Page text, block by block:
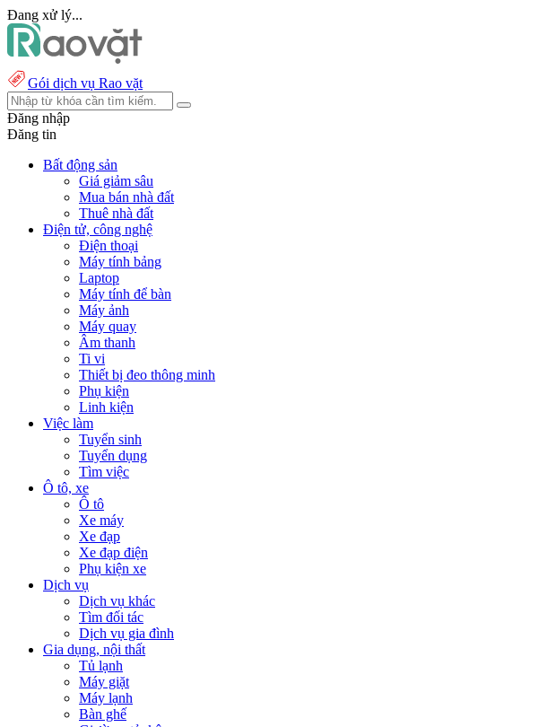
Đang xử lý...
Gói dịch vụ Rao vặt
Đăng nhập
Đăng tin
Bất động sản
Giá giảm sâu
Mua bán nhà đất
Thuê nhà đất
Điện tử, công nghệ
Điện thoại
Máy tính bảng
Laptop
Máy tính để bàn
Máy ảnh
Máy quay
Âm thanh
Ti vi
Thiết bị đeo thông minh
Phụ kiện
Linh kiện
Việc làm
Tuyển sinh
Tuyển dụng
Tìm việc
Ô tô, xe
Ô tô
Xe máy
Xe đạp
Xe đạp điện
Phụ kiện xe
Dịch vụ
Dịch vụ khác
Tìm đối tác
Dịch vụ gia đình
Gia dụng, nội thất
Tủ lạnh
Máy giặt
Máy lạnh
Bàn ghế